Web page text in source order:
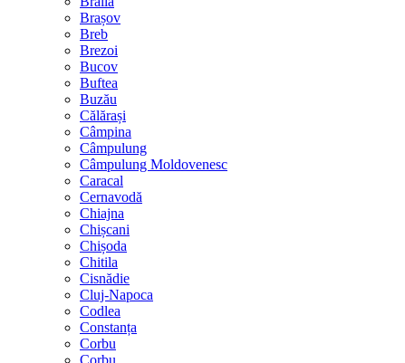
Brașov
Breb
Brezoi
Bucov
Buftea
Buzău
Călărași
Câmpina
Câmpulung
Câmpulung Moldovenesc
Caracal
Cernavodă
Chiajna
Chișcani
Chișoda
Chitila
Cisnădie
Cluj-Napoca
Codlea
Constanța
Corbu
Corbu